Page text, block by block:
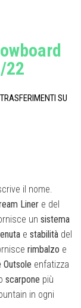
22
SU
il nome.
Liner e del
un sistema
e stabilità del
rimbalzo e
Outsole enfatizza
scarpone più
in ogni